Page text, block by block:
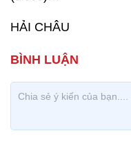
HẢI CHÂU